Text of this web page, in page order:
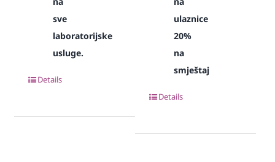
sve
laboratorijske
usluge.
Details
ulaznice
20%
na
smještaj
Details